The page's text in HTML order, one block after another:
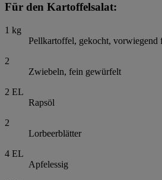
Für den Kartoffelsalat:
1 kg
Pellkartoffel, gekocht, vorwiegend
2
Zwiebeln, fein gewürfelt
2 EL
Rapsöl
2
Lorbeerblätter
4 EL
Apfelessig